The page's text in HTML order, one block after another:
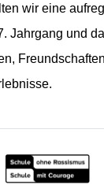
wir eine
Jahrgang und